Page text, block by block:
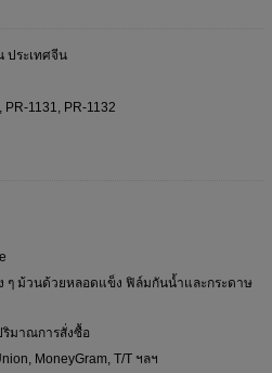
ประเทศจีน
PR-1131, PR-1132
ๆ ม้วนด้วยหลอดแข็ง ฟิล์มกันน้ำและกระดาษ
มาณการสั่งซื้อ
MoneyGram, T/T ฯลฯ